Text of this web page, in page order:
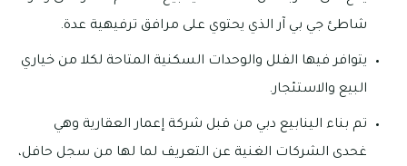
شاطئ جي بي آر الذي يحتوي على مرافق ترفيهية عدة.
يتوافر فيها الفلل والوحدات السكنية المتاحة لكلا من خياري
البيع والاستئجار.
تم بناء الينابيع دبي من قبل شركة إعمار العقارية وهي
غحدى الشركات الغنية عن التعريف لما لها من سجل حافل،